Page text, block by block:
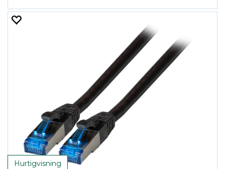
Hurtigvisning